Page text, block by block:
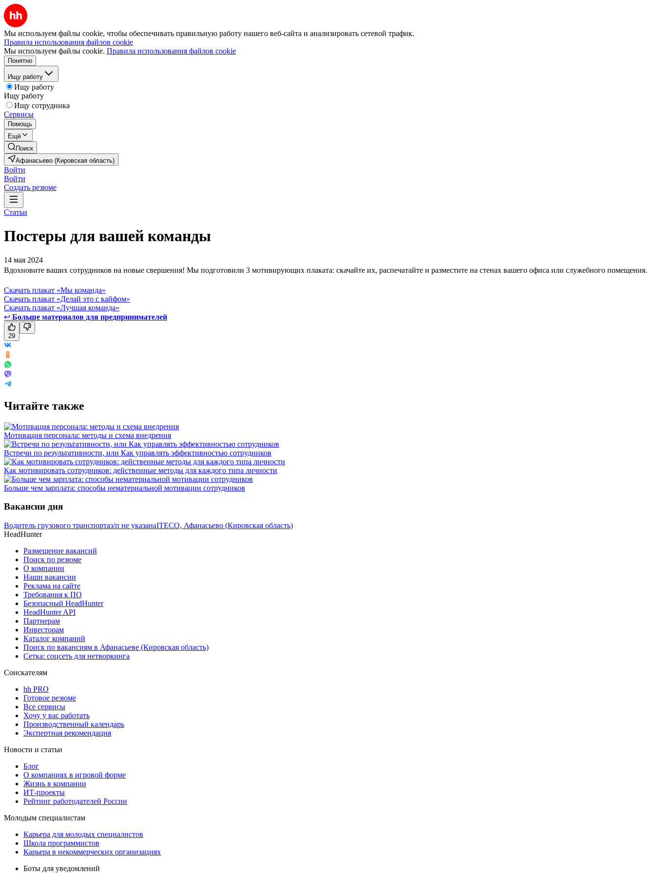
Мы используем файлы cookie, чтобы обеспечивать правильную работу нашего веб-сайта и анализировать сетевой трафик.
Правила использования файлов cookie
Мы используем файлы cookie. Правила использования файлов cookie
Понятно
Ищу работу
Ищу работу
Ищу работу
Ищу сотрудника
Сервисы
Помощь
Ещё
Поиск
Афанасьево (Кировская область)
Войти
Войти
Создать резюме
Статьи
Постеры для вашей команды
14 мая 2024
Вдохновите ваших сотрудников на новые свершения! Мы подготовили 3 мотивирующих плаката: скачайте их, распечатайте и разместите на стенах вашего офиса или служебного помещения.
Скачать плакат «Мы команда»
Скачать плакат «Делай это с кайфом»
Скачать плакат «Лучшая команда»
↩ Больше материалов для предпринимателей
29
Читайте также
Мотивация персонала: методы и схема внедрения
Встречи по результативности, или Как управлять эффективностью сотрудников
Как мотивировать сотрудников: действенные методы для каждого типа личности
Больше чем зарплата: способы нематериальной мотивации сотрудников
Вакансии дня
Водитель грузового транспортаз/п не указанаITECO, Афанасьево (Кировская область)
HeadHunter
Размещение вакансий
Поиск по резюме
О компании
Наши вакансии
Реклама на сайте
Требования к ПО
Безопасный HeadHunter
HeadHunter API
Партнерам
Инвесторам
Каталог компаний
Поиск по вакансиям в Афанасьеве (Кировская область)
Сетка: соцсеть для нетворкинга
Соискателям
hh PRO
Готовое резюме
Все сервисы
Хочу у вас работать
Производственный календарь
Экспертная рекомендация
Новости и статьи
Блог
О компаниях в игровой форме
Жизнь в компании
ИТ-проекты
Рейтинг работодателей России
Молодым специалистам
Карьера для молодых специалистов
Школа программистов
Карьера в некоммерческих организациях
Боты для уведомлений